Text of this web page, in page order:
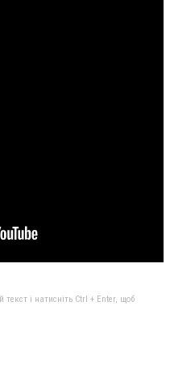
і натисніть Ctrl + Enter, щоб